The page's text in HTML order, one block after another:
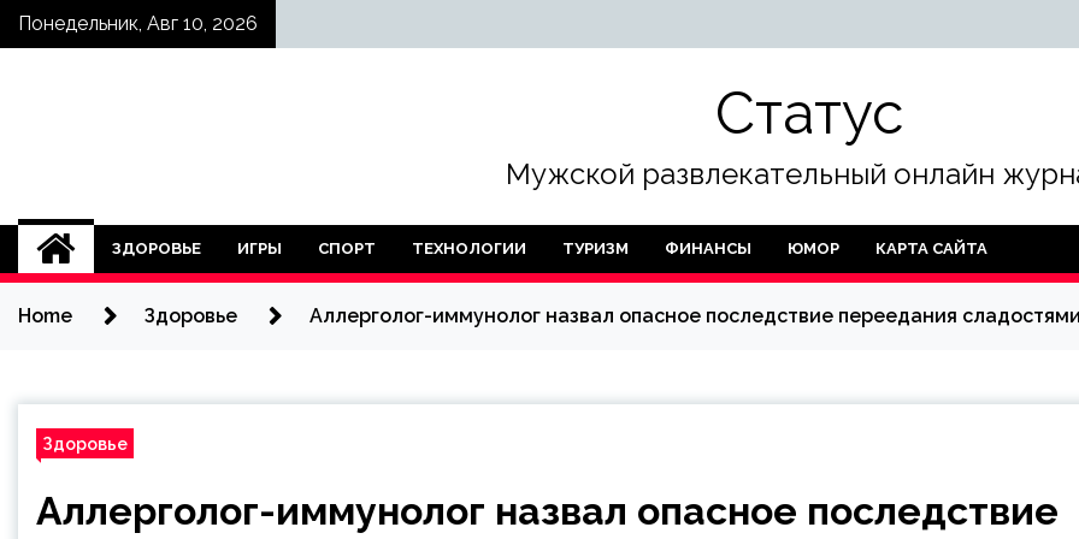
SkipПонедельник, Авг 10, 2026
Статус
Мужской развлекательный онлайн
ЗДОРОВЬЕ ИГРЫ СПОРТ ТЕХНОЛОГИИ ТУРИЗМ ФИНАНСЫ ЮМОР КАРТА САЙТА
Home Здоровье Аллерголог-иммунолог назвал опасное последствие переедания сладостями
Здоровье
Аллерголог-иммунолог назвал опасное последствие